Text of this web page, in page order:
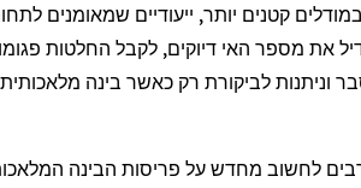
קטנים יותר, ייעודיים שמאומנים
את מספר האי דיוקים, לקבל החלטות
וניתנות לביקורת רק כאשר בינה
לחשוב מחדש על פריסות הבינה